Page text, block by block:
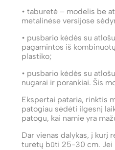
• taburetė – modelis be
metalinėse versijose
• pusbario kėdės su
pagamintos iš
plastiko;
• pusbario kėdės su
nugarai ir porankiai. Šis
Ekspertai pataria, rinktis
patogiau sėdėti ilgesnį
patogu, kai namie yra
Dar vienas dalykas, į kurį
turėtų būti 25-30 cm. Jei